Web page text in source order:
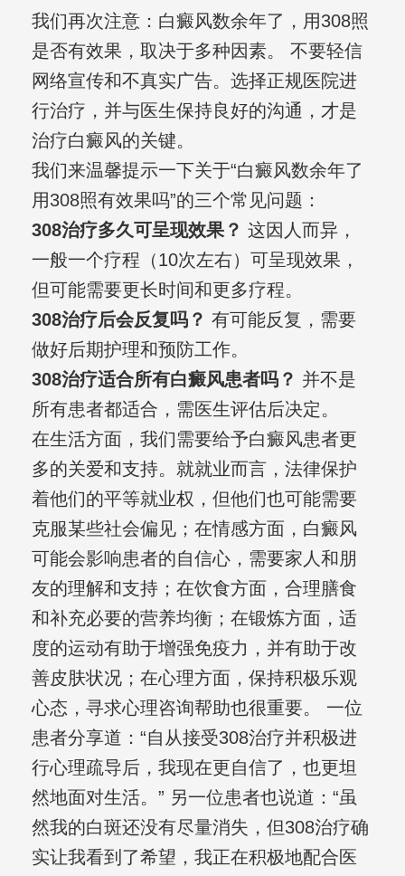
我们再次注意：白癜风数余年了，用308照
是否有效果，取决于多种因素。 不要轻信
网络宣传和不真实广告。选择正规医院进
行治疗，并与医生保持良好的沟通，才是
治疗白癜风的关键。
我们来温馨提示一下关于“白癜风数余年了
用308照有效果吗”的三个常见问题：
308治疗多久可呈现效果？ 这因人而异，
一般一个疗程（10次左右）可呈现效果，
但可能需要更长时间和更多疗程。
308治疗后会反复吗？ 有可能反复，需要
做好后期护理和预防工作。
308治疗适合所有白癜风患者吗？ 并不是
所有患者都适合，需医生评估后决定。
在生活方面，我们需要给予白癜风患者更
多的关爱和支持。就就业而言，法律保护
着他们的平等就业权，但他们也可能需要
克服某些社会偏见；在情感方面，白癜风
可能会影响患者的自信心，需要家人和朋
友的理解和支持；在饮食方面，合理膳食
和补充必要的营养均衡；在锻炼方面，适
度的运动有助于增强免疫力，并有助于改
善皮肤状况；在心理方面，保持积极乐观
心态，寻求心理咨询帮助也很重要。 一位
患者分享道：“自从接受308治疗并积极进
行心理疏导后，我现在更自信了，也更坦
然地面对生活。” 另一位患者也说道：“虽
然我的白斑还没有尽量消失，但308治疗确
实让我看到了希望，我正在积极地配合医